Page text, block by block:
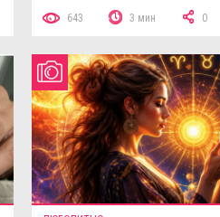
643 3 мин 0